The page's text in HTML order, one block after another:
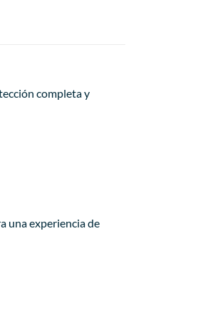
completa y
una experiencia de